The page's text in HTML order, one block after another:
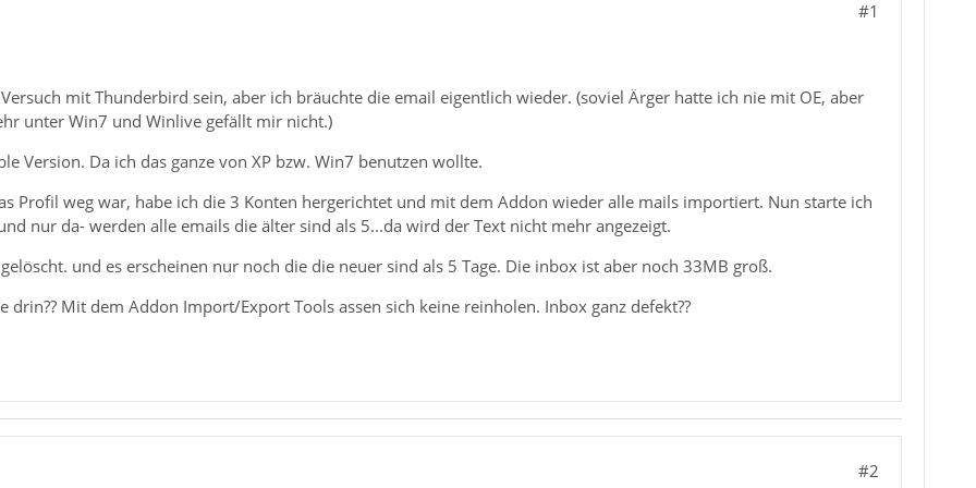
#1
mit Thunderbird sein, aber ich bräuchte die email eigentlich wieder. (soviel Ärger hatte ich nie mit OE, aber
unter Win7 und Winlive gefällt mir nicht.)
Version. Da ich das ganze von XP bzw. Win7 benutzen wollte.
Profil weg war, habe ich die 3 Konten hergerichtet und mit dem Addon wieder alle mails importiert. Nun starte ich
nur da- werden alle emails die älter sind als 5...da wird der Text nicht mehr angezeigt.
und es erscheinen nur noch die die neuer sind als 5 Tage. Die inbox ist aber noch 33MB groß.
drin?? Mit dem Addon Import/Export Tools assen sich keine reinholen. Inbox ganz defekt??
#2